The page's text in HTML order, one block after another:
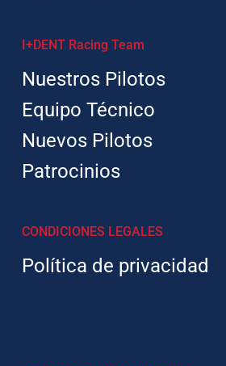
I+DENT Racing Team
Nuestros Pilotos
Equipo Técnico
Nuevos Pilotos
Patrocinios
CONDICIONES LEGALES
Política de privacidad